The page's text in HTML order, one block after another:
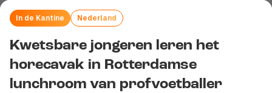
In de Kantine Nederland
Kwetsbare jongeren leren het
horecavak in Rotterdamse
lunchroom van profvoetballer